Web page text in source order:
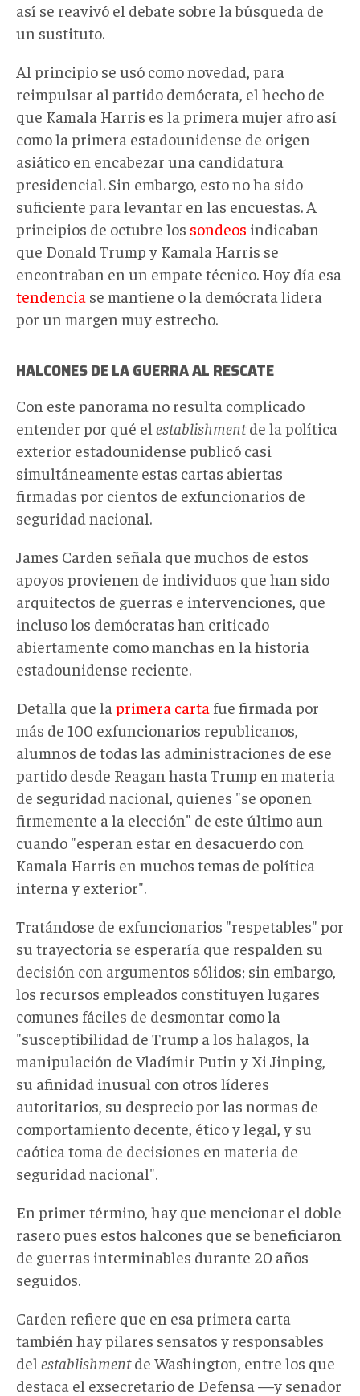
así se reavivó el debate sobre la búsqueda de
un sustituto.
Al principio se usó como novedad, para
reimpulsar al partido demócrata, el hecho de
que Kamala Harris es la primera mujer afro así
como la primera estadounidense de origen
asiático en encabezar una candidatura
presidencial. Sin embargo, esto no ha sido
suficiente para levantar en las encuestas. A
principios de octubre los sondeos indicaban
que Donald Trump y Kamala Harris se
encontraban en un empate técnico. Hoy día esa
tendencia se mantiene o la demócrata lidera
por un margen muy estrecho.
HALCONES DE LA GUERRA AL RESCATE
Con este panorama no resulta complicado
entender por qué el establishmentde la política
exterior estadounidense publicó casi
simultáneamente estas cartas abiertas
firmadas por cientos de exfuncionarios de
seguridad nacional.
James Carden señala que muchos de estos
apoyos provienen de individuos que han sido
arquitectos de guerras e intervenciones, que
incluso los demócratas han criticado
abiertamente como manchas en la historia
estadounidense reciente.
Detalla que la primera carta fue firmada por
más de 100 exfuncionarios republicanos,
alumnos de todas las administraciones de ese
partido desde Reagan hasta Trump en materia
de seguridad nacional, quienes "se oponen
firmemente a la elección" de este último aun
cuando "esperan estar en desacuerdo con
Kamala Harris en muchos temas de política
interna y exterior".
Tratándose de exfuncionarios "respetables" por
su trayectoria se esperaría que respalden su
decisión con argumentos sólidos; sin embargo,
los recursos empleados constituyen lugares
comunes fáciles de desmontar como la
"susceptibilidad de Trump a los halagos, la
manipulación de Vladímir Putin y Xi Jinping,
su afinidad inusual con otros líderes
autoritarios, su desprecio por las normas de
comportamiento decente, ético y legal, y su
caótica toma de decisiones en materia de
seguridad nacional".
En primer término, hay que mencionar el doble
rasero pues estos halcones que se beneficiaron
de guerras interminables durante 20 años
seguidos.
Carden refiere que en esa primera carta
también hay pilares sensatos y responsables
del establishmentde Washington, entre los que
destaca el exsecretario de Defensa —y senador